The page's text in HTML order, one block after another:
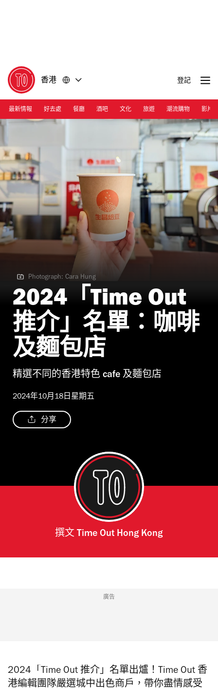
香港 登記
最新情報 好去處 餐廳 酒吧 文化 旅遊 潮流購物 影片
Photograph: Cara Hung
Photograph: Cara Hung
2024「Time Out
推介」名單：咖啡
及麵包店
精選不同的香港特色 cafe 及麵包店
2024年10月18日星期五
分享
撰文 Time Out Hong Kong
廣告
2024「Time Out 推介」名單出爐！ Time Out 香
港編輯團隊嚴選城中出色商戶，帶你盡情感受